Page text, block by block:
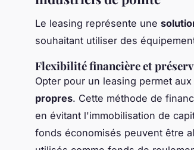
Le leasing représente une
souhaitant utiliser des
Flexibilité financière et
Opter pour un leasing permet
propres. Cette méthode de
en évitant l'immobilisation de
fonds économisés peuvent être